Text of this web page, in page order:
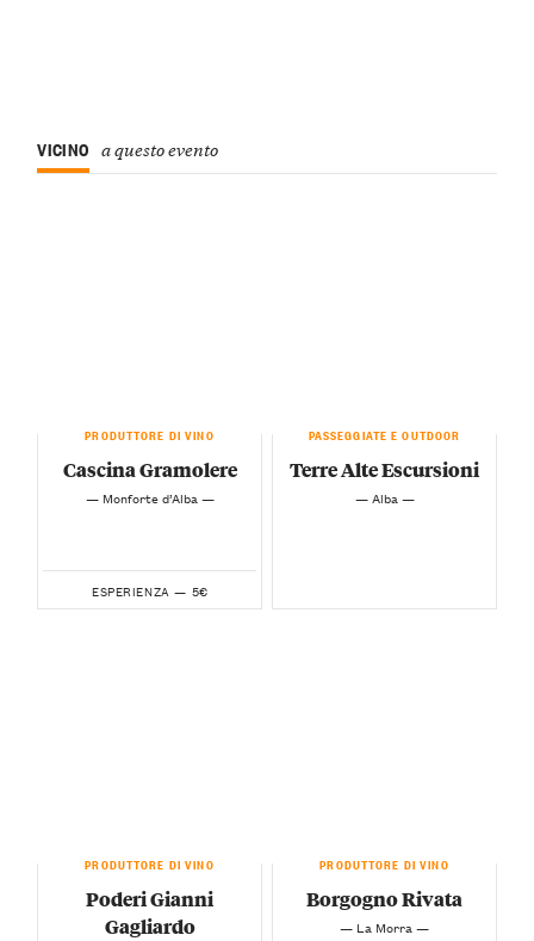
VICINO a questo evento
PRODUTTORE DI VINO
Cascina Gramolere
— Monforte d’Alba —
ESPERIENZA — 5€
PASSEGGIATE E OUTDOOR
Terre Alte Escursioni
— Alba —
PRODUTTORE DI VINO
Poderi Gianni
Gagliardo
PRODUTTORE DI VINO
Borgogno Rivata
— La Morra —